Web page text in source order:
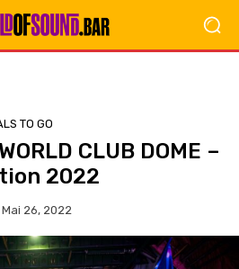
TO GO
CLUB DOME –
2022
Mai 26, 2022